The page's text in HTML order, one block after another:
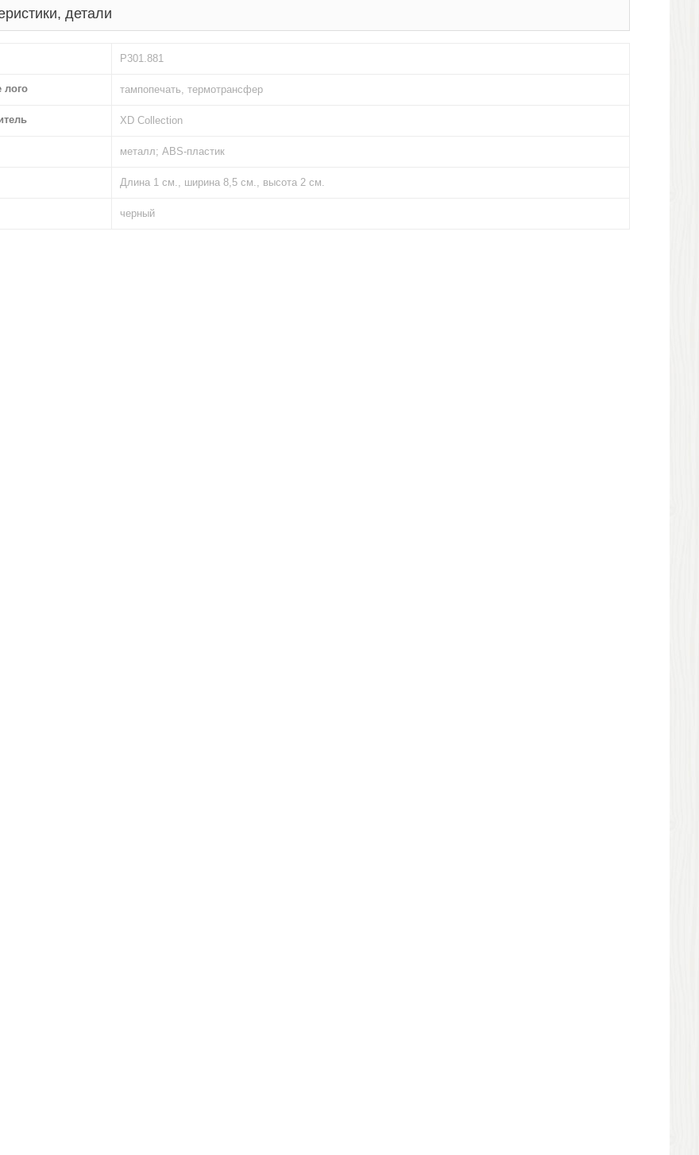
детали
P301.881
лого тампопечать, термотрансфер
XD Collection
металл; ABS-пластик
Длина 1 см., ширина 8,5 см., высота 2 см.
черный